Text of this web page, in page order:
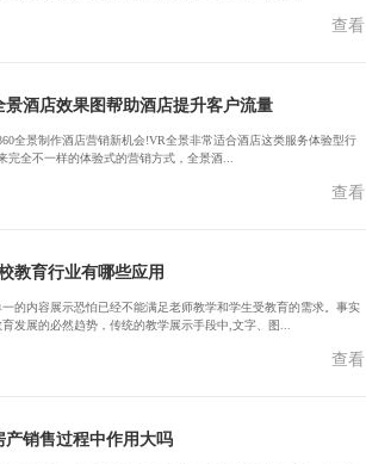
查看
景酒店效果图帮助酒店提升客户流量
全景制作酒店营销新机会!VR全景非常适合酒店这类服务体验型行
完全不一样的体验式的营销方式，全景酒...
查看
教育行业有哪些应用
的内容展示恐怕已经不能满足老师教学和学生受教育的需求。事实
发展的必然趋势，传统的教学展示手段中,文字、图...
查看
产销售过程中作用大吗